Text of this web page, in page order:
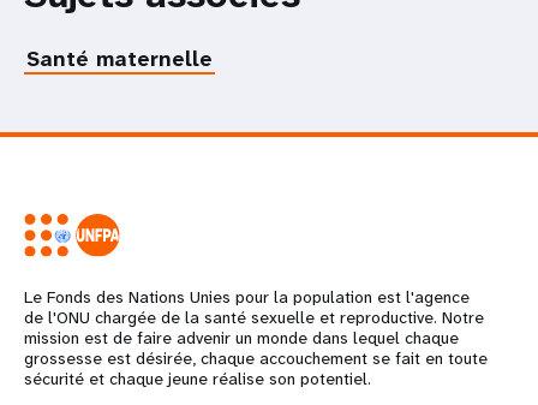
Santé maternelle
Le Fonds des Nations Unies pour la population est l'agence
de l'ONU chargée de la santé sexuelle et reproductive. Notre
mission est de faire advenir un monde dans lequel chaque
grossesse est désirée, chaque accouchement se fait en toute
sécurité et chaque jeune réalise son potentiel.